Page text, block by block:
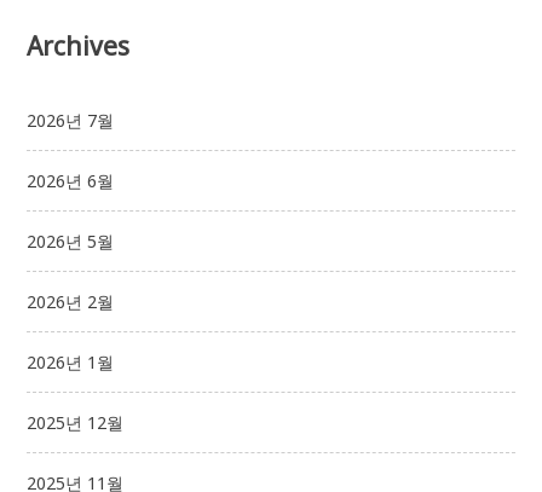
Archives
2026년 7월
2026년 6월
2026년 5월
2026년 2월
2026년 1월
2025년 12월
2025년 11월